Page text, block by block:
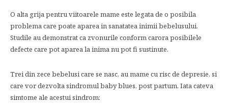
O alta grija pentru viitoarele mame este legata de o posibila
problema care poate aparea in sanatatea inimii bebelusului.
Studile au demonstrat ca zvonurile conform carora posibilele
defecte care pot aparea la inima nu pot fi sustinute.
Trei din zece bebelusi care se nasc, au mame cu risc de depresie, si
care vor dezvolta sindromul baby blues, post partum. Iata cateva
simtome ale acestui sindrom: